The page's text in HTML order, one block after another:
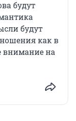
будут
будут
как в
внимание на